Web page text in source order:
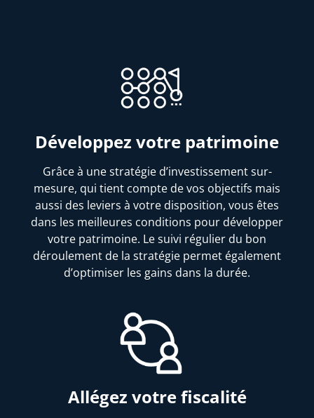
Développez votre patrimoine
Grâce à une stratégie d’investissement sur-
mesure, qui tient compte de vos objectifs mais
aussi des leviers à votre disposition, vous êtes
dans les meilleures conditions pour développer
votre patrimoine. Le suivi régulier du bon
déroulement de la stratégie permet également
d’optimiser les gains dans la durée.
Allégez votre fiscalité